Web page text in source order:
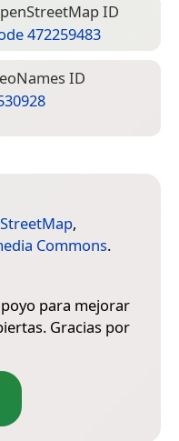
ID
472259483
ID
,
Commons.
para mejorar
Gracias por